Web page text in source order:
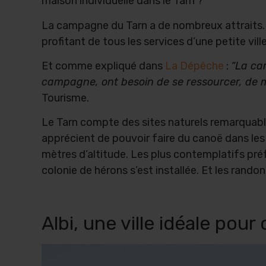
La campagne du Tarn a de nombreux
profitant de tous les services d’une petite
Et comme expliqué dans La Dépêche : “La
campagne, ont besoin de se ressourcer, de
Tourisme.
Le Tarn compte des sites naturels
apprécient de pouvoir faire du canoë dans
mètres d’altitude. Les plus contemplatifs
colonie de hérons s’est installée. Et les
Albi, une ville idéale